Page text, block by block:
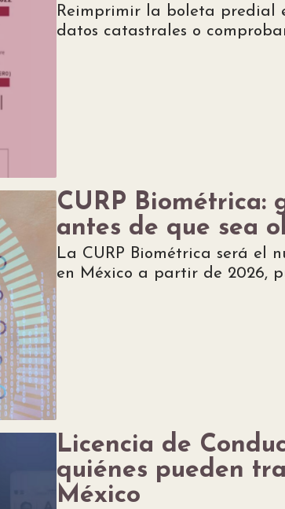
Reimprimir la boleta predial
datos catastrales o
CURP
antes de que sea
La CURP Biométrica será el
en México a partir de 2026,
Licencia de
quiénes pueden
México